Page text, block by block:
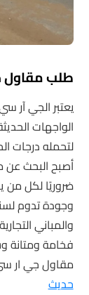
طلب مقاول
يعتبر الجي آر
الواجهات
لتحمله درجات
أصبح البحث
ضروريًا لكل من
وجودة تدوم
والمباني
فخامة ومتانة
مقاول جي ار
حديث